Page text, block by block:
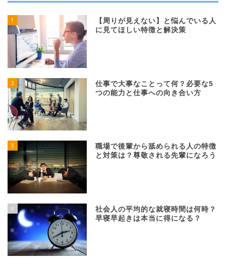
1
【周りが見えない】と悩んでいる人
に見てほしい特徴と解決策
2
仕事で大事なことって何？必要な5
つの能力と仕事への向き合い方
3
職場で後輩から舐められる人の特徴
と対策は？尊敬される先輩になろう
4
社会人の平均的な就寝時間は何時？
早寝早起きは本当に得になる？